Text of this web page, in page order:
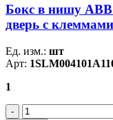
Бокс в нишу
дверь c клеммами
Ед. изм.: шт
Арт:
1